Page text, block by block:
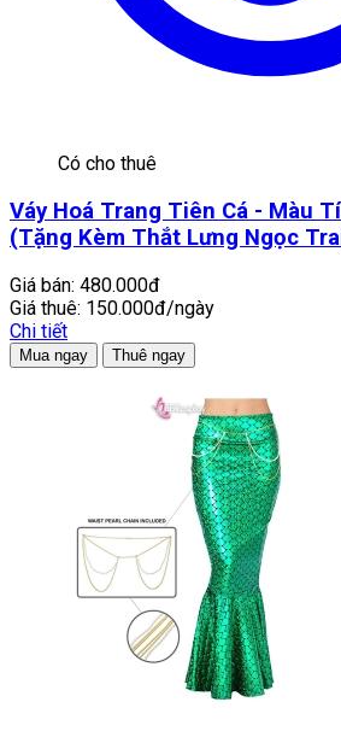
Có cho thuê
Váy Hoá Trang Tiên Cá - Màu
(Tặng Kèm Thắt Lưng Ngọc
Giá bán: 480.000đ
Giá thuê: 150.000đ/ngày
Chi tiết
Mua ngay Thuê ngay